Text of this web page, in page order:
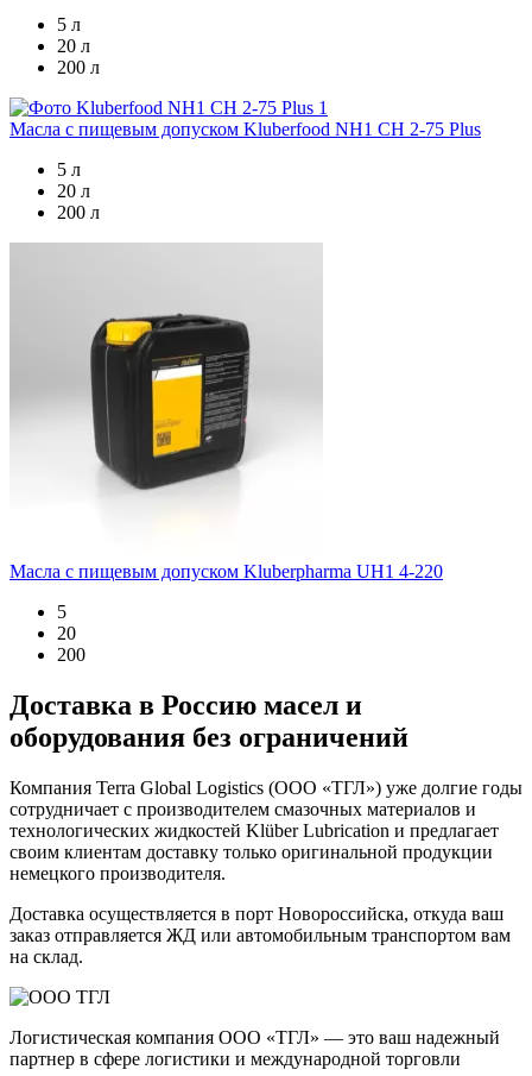
5 л
20 л
200 л
Масла с пищевым допуском Kluberfood NH1 CH 2-75 Plus
5 л
20 л
200 л
Масла с пищевым допуском Kluberpharma UH1 4-220
5
20
200
Доставка в Россию масел и
оборудования без ограничений
Компания Terra Global Logistics (ООО «ТГЛ») уже долгие годы
сотрудничает с производителем смазочных материалов и
технологических жидкостей Klüber Lubrication и предлагает
своим клиентам доставку только оригинальной продукции
немецкого производителя.
Доставка осуществляется в порт Новороссийска, откуда ваш
заказ отправляется ЖД или автомобильным транспортом вам
на склад.
Логистическая компания ООО «ТГЛ» — это ваш надежный
партнер в сфере логистики и международной торговли